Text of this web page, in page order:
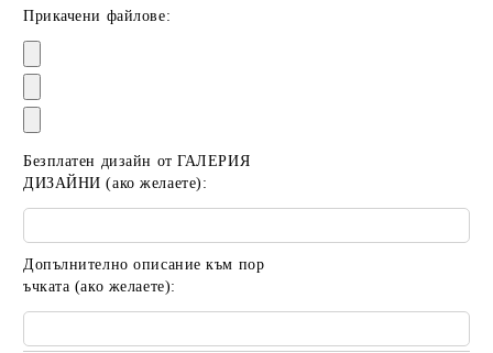
Прикачени файлове:
Безплатен дизайн от ГАЛЕРИЯ
ДИЗАЙНИ (ако желаете):
Допълнително описание към пор
ъчката (ако желаете):